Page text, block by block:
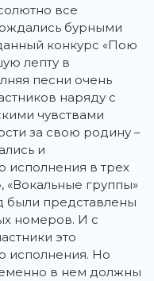
все
бурными
конкурс «Пою
лепту в
песни очень
наряду с
чувствами
за свою родину –
и
исполнения в трех
«Вокальные группы»
были представлены
номеров. И с
это
исполнения. Но
в нем должны